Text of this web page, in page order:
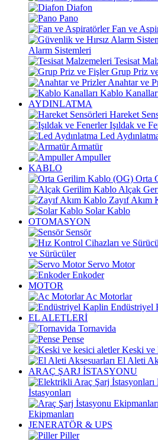
Diafon
Pano
Fan ve
Alarm Sistemleri
Tesisat
Grup Priz
Anahtar ve
Kablo
AYDINLATMA
Hareket
Işıldak ve
Led
Armatür
Ampuller
KABLO
Orta
Alçak
Zayıf Akım
Solar Kablo
OTOMASYON
Sensör
ve Sürücüler
Servo Motor
Enkoder
MOTOR
Ac Motorlar
Endüstriyel
EL ALETLERİ
Tornavida
Pense
Keski ve
El Aleti
ARAÇ ŞARJ İSTASYONU
İstasyonları
Ekipmanları
JENERATÖR & UPS
Piller